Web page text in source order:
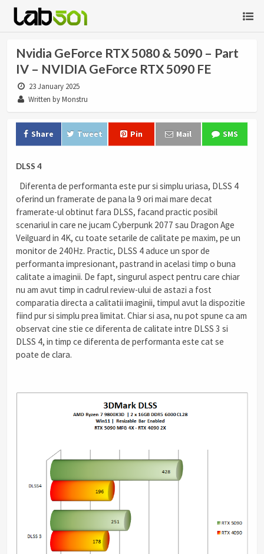
Nvidia GeForce RTX 5080 & 5090 – Part
IV – NVIDIA GeForce RTX 5090 FE
23 January 2025
Written by Monstru
Share Tweet Pin Mail SMS
DLSS 4
Diferenta de performanta este pur si simplu uriasa, DLSS 4
oferind un framerate de pana la 9 ori mai mare decat
framerate-ul obtinut fara DLSS, facand practic posibil
scenariul in care ne jucam Cyberpunk 2077 sau Dragon Age
Veilguard in 4K, cu toate setarile de calitate pe maxim, pe un
monitor de 240Hz. Practic, DLSS 4 aduce un spor de
performanta impresionant, pastrand in acelasi timp o buna
calitate a imaginii. De fapt, singurul aspect pentru care chiar
nu am avut timp in cadrul review-ului de astazi a fost
comparatia directa a calitatii imaginii, timpul avut la dispozitie
fiind pur si simplu prea limitat. Chiar si asa, nu pot spune ca am
observat cine stie ce diferenta de calitate intre DLSS 3 si
DLSS 4, in timp ce diferenta de performanta este cat se
poate de clara.